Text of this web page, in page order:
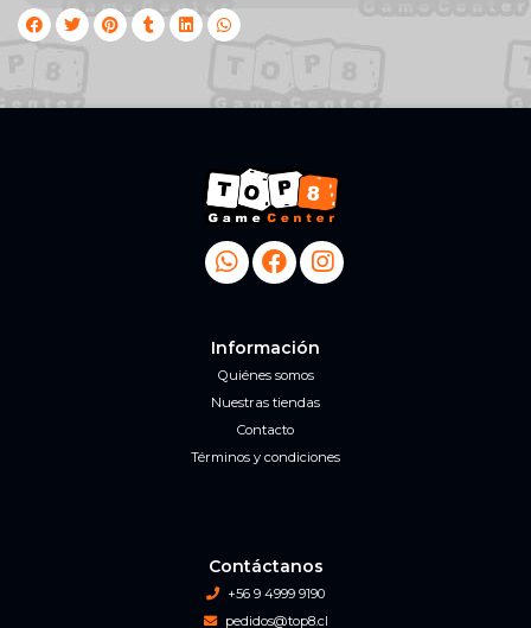
Información
Quiénes somos
Nuestras tiendas
Contacto
Términos y condiciones
Contáctanos
+56 9 4999 9190
pedidos@top8.cl